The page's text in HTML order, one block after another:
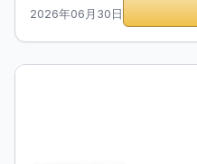
2026年06月30日